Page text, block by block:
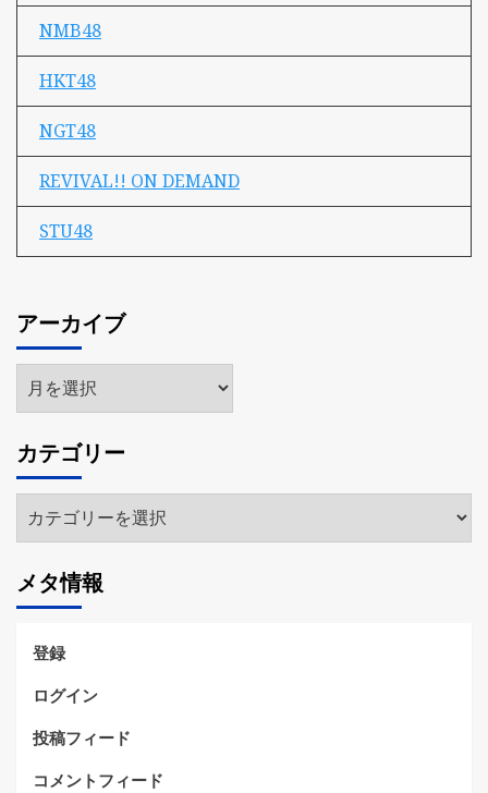
NMB48
HKT48
NGT48
REVIVAL!! ON DEMAND
STU48
アーカイブ
ア
ー
イ
ブ
カテゴリー
テ
リ
ー
メタ情報
登録
ログイン
投稿フィード
コメントフィード